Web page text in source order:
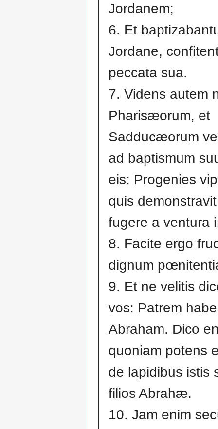
Jordanem;
6. Et
Jordane,
peccata sua.
7. Videns autem
Pharisæorum, et
Sadducæorum
ad baptismum
eis: Progenies
quis
fugere a ventura
8. Facite ergo
dignum
9. Et ne velitis
vos: Patrem
Abraham. Dico
quoniam potens
de lapidibus istis
filios Abrahæ.
10. Jam enim